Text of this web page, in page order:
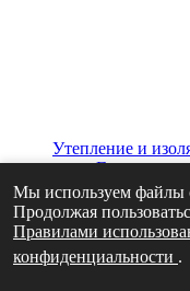
Утепление и
Гидро-
Grand
Утеплитель
Для
Для
Вентиляция
Мы используем файлы
Продолжая
Правилами
конфиденциальности .